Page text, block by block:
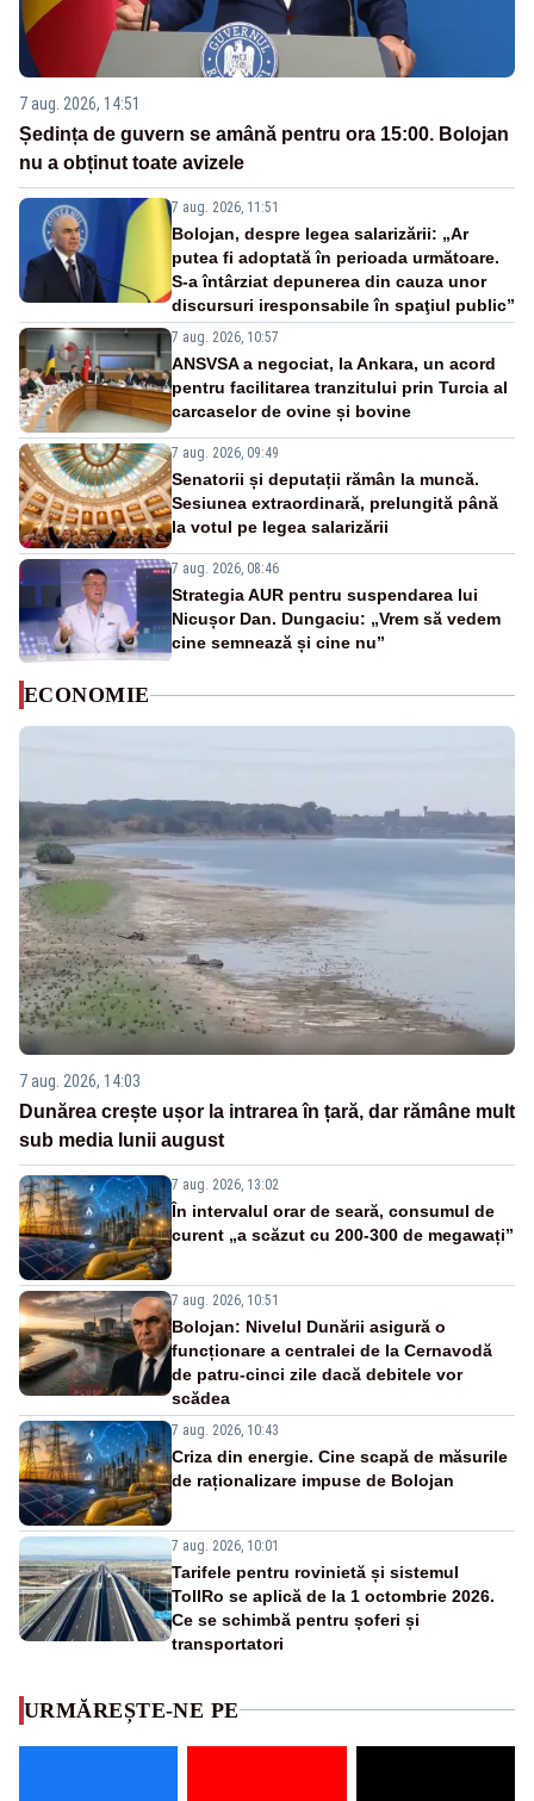
7 aug. 2026, 14:51
Ședința de guvern se amână pentru ora 15:00. Bolojan
nu a obținut toate avizele
7 aug. 2026, 11:51
Bolojan, despre legea salarizării: „Ar
putea fi adoptată în perioada următoare.
S-a întârziat depunerea din cauza unor
discursuri iresponsabile în spaţiul public”
7 aug. 2026, 10:57
ANSVSA a negociat, la Ankara, un acord
pentru facilitarea tranzitului prin Turcia al
carcaselor de ovine și bovine
7 aug. 2026, 09:49
Senatorii și deputații rămân la muncă.
Sesiunea extraordinară, prelungită până
la votul pe legea salarizării
7 aug. 2026, 08:46
Strategia AUR pentru suspendarea lui
Nicușor Dan. Dungaciu: „Vrem să vedem
cine semnează și cine nu”
ECONOMIE
7 aug. 2026, 14:03
Dunărea crește ușor la intrarea în țară, dar rămâne mult
sub media lunii august
7 aug. 2026, 13:02
În intervalul orar de seară, consumul de
curent „a scăzut cu 200-300 de megawați”
7 aug. 2026, 10:51
Bolojan: Nivelul Dunării asigură o
funcționare a centralei de la Cernavodă
de patru-cinci zile dacă debitele vor
scădea
7 aug. 2026, 10:43
Criza din energie. Cine scapă de măsurile
de raționalizare impuse de Bolojan
7 aug. 2026, 10:01
Tarifele pentru rovinietă și sistemul
TollRo se aplică de la 1 octombrie 2026.
Ce se schimbă pentru șoferi și
transportatori
URMĂREȘTE-NE PE